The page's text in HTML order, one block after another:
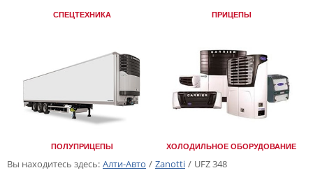
СПЕЦТЕХНИКА ПРИЦЕПЫ
ПОЛУПРИЦЕПЫ ХОЛОДИЛЬНОЕ ОБОРУДОВАНИЕ
Вы находитесь здесь: Алти-Авто / Zanotti / UFZ 348